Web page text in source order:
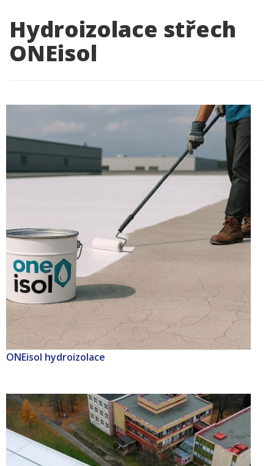
Hydroizolace střech
ONEisol
ONEisol hydroizolace